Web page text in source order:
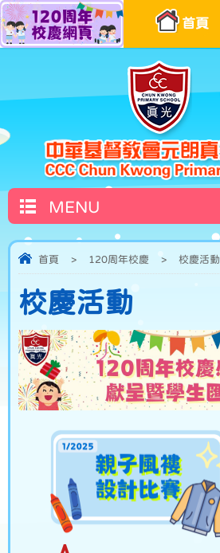
首頁
MENU
首頁 > 120周年校慶 > 校慶活動
校慶活動